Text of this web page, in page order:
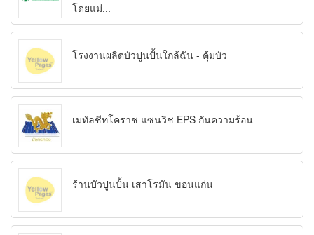
โดยแม่...
โรงงานผลิตบัวปูนปั้นใกล้ฉัน - คุ้มบัว
เมทัลชีทโคราช แซนวิช EPS กันความร้อน
ร้านบัวปูนปั้น เสาโรมัน ขอนแก่น